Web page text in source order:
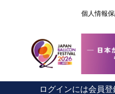
個人情報
ログインには会員